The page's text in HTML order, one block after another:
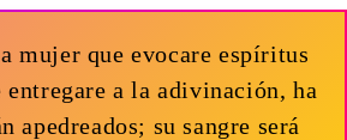
mujer que evocare espíritus
entregare a la adivinación, ha
apedreados; su sangre será